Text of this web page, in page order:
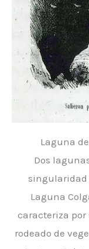
Laguna
Dos
singularidad
Laguna
caracteriza
rodeado de